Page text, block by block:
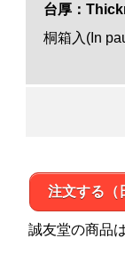
台厚：
桐箱入(In
注文する（
誠友堂の商品